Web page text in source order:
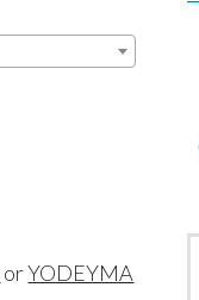
orYODEYMA